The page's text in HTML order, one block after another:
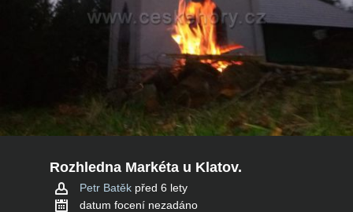
Rozhledna Markéta u Klatov.
Petr Batěk před 6 lety
datum focení nezadáno